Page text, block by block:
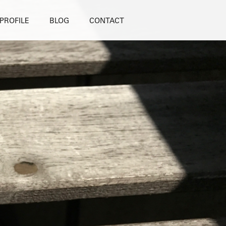
PROFILE BLOG CONTACT